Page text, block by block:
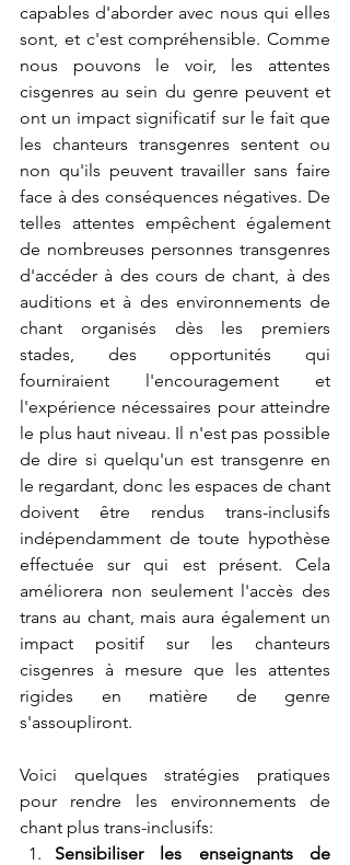
capables d'aborder avec nous qui elles
sont, et c'est compréhensible. Comme
nous pouvons le voir, les attentes
cisgenres au sein du genre peuvent et
ont un impact significatif sur le fait que
les chanteurs transgenres sentent ou
non qu'ils peuvent travailler sans faire
face à des conséquences négatives. De
telles attentes empêchent également
de nombreuses personnes transgenres
d'accéder à des cours de chant, à des
auditions et à des environnements de
chant organisés dès les premiers
stades, des opportunités qui
fourniraient l'encouragement et
l'expérience nécessaires pour atteindre
le plus haut niveau. Il n'est pas possible
de dire si quelqu'un est transgenre en
le regardant, donc les espaces de chant
doivent être rendus trans-inclusifs
indépendamment de toute hypothèse
effectuée sur qui est présent. Cela
améliorera non seulement l'accès des
trans au chant, mais aura également un
impact positif sur les chanteurs
cisgenres à mesure que les attentes
rigides en matière de genre
s'assoupliront.
Voici quelques stratégies pratiques
pour rendre les environnements de
chant plus trans-inclusifs:
Sensibiliser les enseignants de